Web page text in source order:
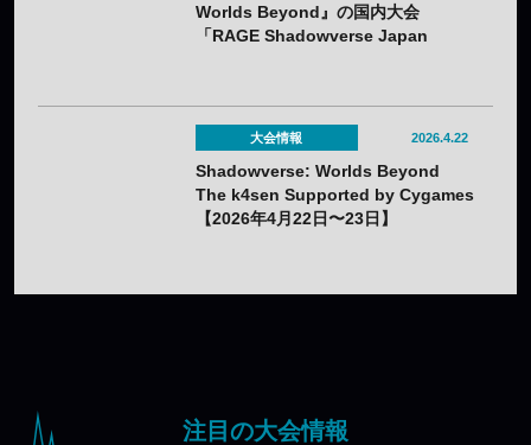
Worlds Beyond』の国内大会
「RAGE Shadowverse Japan
大会情報 2026.4.22
Shadowverse: Worlds Beyond
The k4sen Supported by Cygames
【2026年4月22日〜23日】
注目の大会情報